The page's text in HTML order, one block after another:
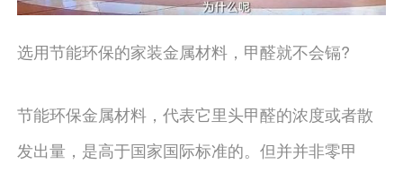
选用节能环保的家装金属材料，甲醛就不会镉?
节能环保金属材料，代表它里头甲醛的浓度或者散
发出量，是高于国家国际标准的。但并并非零甲